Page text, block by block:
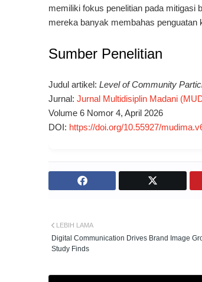
memiliki fokus penelitian pada mitigasi
mereka banyak membahas
Sumber Penelitian
Judul artikel: Level of Community
Jurnal: Jurnal Multidisiplin Madani
Volume 6 Nomor 4, April 2026
DOI: https://doi.org/10.55927/
LEBIH LAMA
Digital Communication Drives Brand Image
Study Finds